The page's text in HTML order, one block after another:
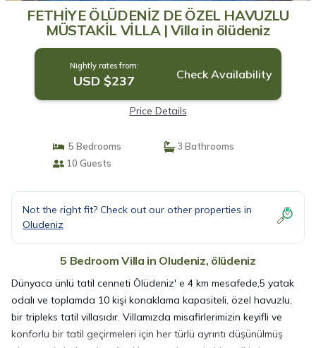
FETHİYE ÖLÜDENİZ DE ÖZEL HAVUZLU
MÜSTAKİL VİLLA | Villa in ölüdeniz
Nightly rates from:
USD $237 Check Availability
Price Details
5 Bedrooms
3 Bathrooms
10 Guests
Not the right fit? Check out our other properties in
Oludeniz
5 Bedroom Villa in Oludeniz, ölüdeniz
Dünyaca ünlü tatil cenneti Ölüdeniz' e 4 km mesafede,5 yatak
odalı ve toplamda 10 kişi konaklama kapasiteli, özel havuzlu,
bir tripleks tatil villasıdır. Villamızda misafirlerimizin keyifli ve
konforlu bir tatil geçirmeleri için her türlü ayrıntı düşünülmüş